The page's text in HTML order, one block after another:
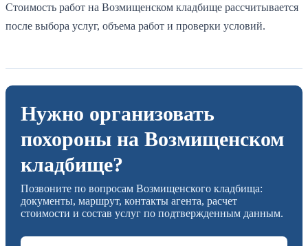
Стоимость работ на Возмищенском кладбище рассчитывается
после выбора услуг, объема работ и проверки условий.
Нужно организовать
похороны на Возмищенском
кладбище?
Позвоните по вопросам Возмищенского кладбища:
документы, маршрут, контакты агента, расчет
стоимости и состав услуг по подтвержденным данным.